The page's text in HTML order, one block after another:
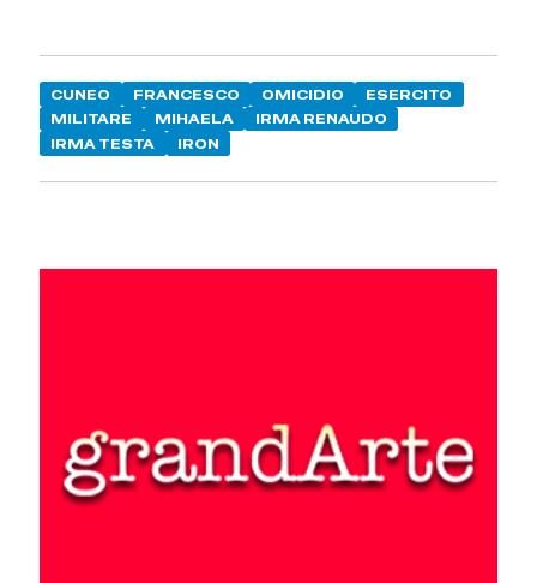
CUNEO FRANCESCO OMICIDIO
ESERCITO
MILITARE
MIHAELA
IRMA RENAUDO
IRMA TESTA
IRON